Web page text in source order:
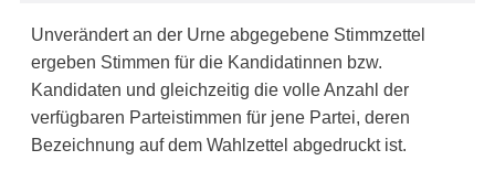
Unverändert an der Urne abgegebene Stimmzettel
ergeben Stimmen für die Kandidatinnen bzw.
Kandidaten und gleichzeitig die volle Anzahl der
verfügbaren Parteistimmen für jene Partei, deren
Bezeichnung auf dem Wahlzettel abgedruckt ist.